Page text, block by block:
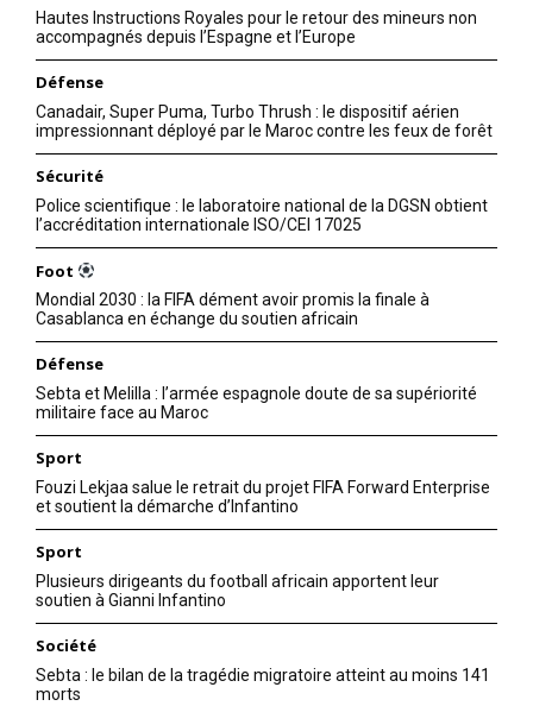
Hautes Instructions Royales pour le retour des mineurs non
accompagnés depuis l’Espagne et l’Europe
Défense
Canadair, Super Puma, Turbo Thrush : le dispositif aérien
impressionnant déployé par le Maroc contre les feux de forêt
Sécurité
Police scientifique : le laboratoire national de la DGSN obtient
l’accréditation internationale ISO/CEI 17025
Foot
Mondial 2030 : la FIFA dément avoir promis la finale à
Casablanca en échange du soutien africain
Défense
Sebta et Melilla : l’armée espagnole doute de sa supériorité
militaire face au Maroc
Sport
Fouzi Lekjaa salue le retrait du projet FIFA Forward Enterprise
et soutient la démarche d’Infantino
Sport
Plusieurs dirigeants du football africain apportent leur
soutien à Gianni Infantino
Société
Sebta : le bilan de la tragédie migratoire atteint au moins 141
morts